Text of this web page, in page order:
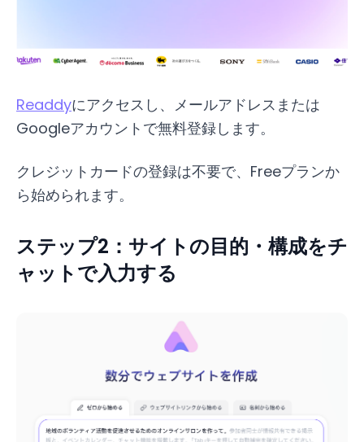
Readdyにアクセスし、メールアドレスまたは
Googleアカウントで無料登録します。
クレジットカードの登録は不要で、Freeプランか
ら始められます。
ステップ2：サイトの目的・構成をチ
ャットで入力する